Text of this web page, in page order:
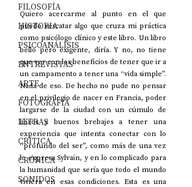
FILOSOFÍA
HISTORIA
PSICOANÁLISIS
ENTREVISTAS
ARTE
FOTOGRAFÍA
LETRAS
CRÍTICA
CRÓNICA
SONIDOS
Quiero acercarme al punto en el que
puedo rescatar algo que cruza mi práctica
como psicólogo clínico y este libro. Un libro
bello pero exigente, diría. Y no, no tiene
que ver con los beneficios de tener que ir a
un campamento a tener una “vida simple”.
Nada de eso. De hecho no pude no pensar
en el privilegio de nacer en Francia, poder
largarse de la ciudad con un cúmulo de
libros y buenos brebajes a tener una
experiencia que intenta conectar con lo
“profundo del ser”, como más de una vez
lo expresa Sylvain, y en lo complicado para
la humanidad que sería que todo el mundo
viviera en esas condiciones. Esta es una